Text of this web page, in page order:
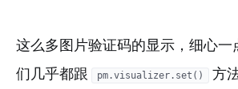
这么多图片验证码的显示，细心一
们几乎都跟
pm.visualizer.set()
方